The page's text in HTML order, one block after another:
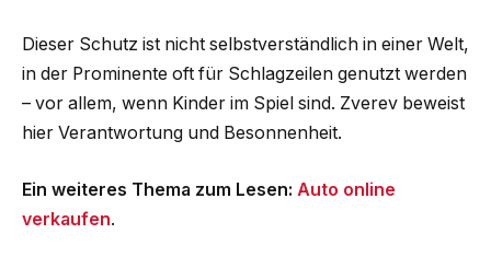
Dieser Schutz ist nicht selbstverständlich in einer Welt,
in der Prominente oft für Schlagzeilen genutzt werden
– vor allem, wenn Kinder im Spiel sind. Zverev beweist
hier Verantwortung und Besonnenheit.
Ein weiteres Thema zum Lesen: Auto online
verkaufen.